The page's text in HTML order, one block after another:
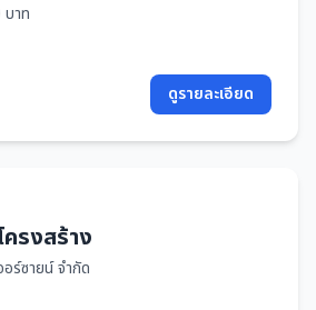
าท
ดูรายละเอียด
รงสร้าง
ร์ซายน์ จำกัด